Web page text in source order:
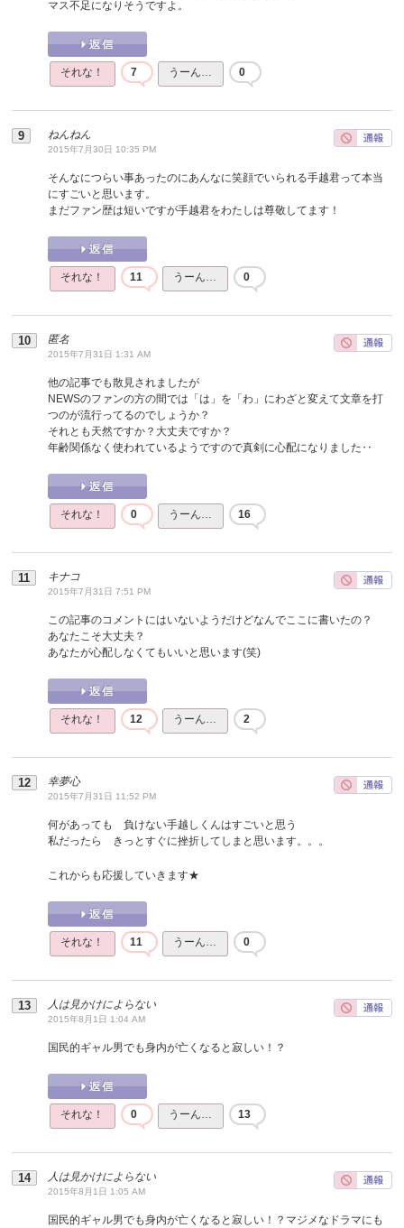
マス不足になりそうですよ。
それな！ 7 うーん… 0
ねんねん
2015年7月30日 10:35 PM
そんなにつらい事あったのにあんなに笑顔でいられる手越君って本当
にすごいと思います。
まだファン歴は短いですが手越君をわたしは尊敬してます！
それな！ 11 うーん… 0
匿名
2015年7月31日 1:31 AM
他の記事でも散見されましたが
NEWSのファンの方の間では「は」を「わ」にわざと変えて文章を打
つのが流行ってるのでしょうか？
それとも天然ですか？大丈夫ですか？
年齢関係なく使われているようですので真剣に心配になりました‥
それな！ 0 うーん… 16
キナコ
2015年7月31日 7:51 PM
この記事のコメントにはいないようだけどなんでここに書いたの？
あなたこそ大丈夫？
あなたが心配しなくてもいいと思います(笑)
それな！ 12 うーん… 2
幸夢心
2015年7月31日 11:52 PM
何があっても 負けない手越しくんはすごいと思う
私だったら きっとすぐに挫折してしまと思います。。。
これからも応援していきます★
それな！ 11 うーん… 0
人は見かけによらない
2015年8月1日 1:04 AM
国民的ギャル男でも身内が亡くなると寂しい！？
それな！ 0 うーん… 13
人は見かけによらない
2015年8月1日 1:05 AM
国民的ギャル男でも身内が亡くなると寂しい！？マジメなドラマにも